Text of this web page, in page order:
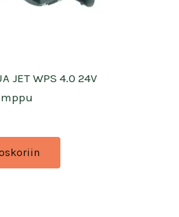
JET WPS 4.0 24V